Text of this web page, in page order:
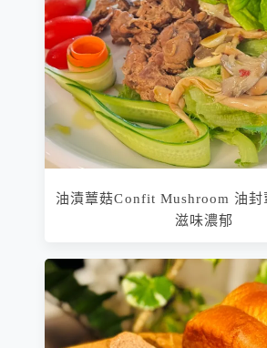
油漬蕈菇Confit Mushroom 油封
滋味濃郁